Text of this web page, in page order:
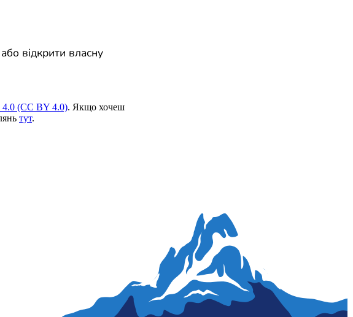
відкрити власну
4.0 (CC BY 4.0). Якщо хочеш
тут.